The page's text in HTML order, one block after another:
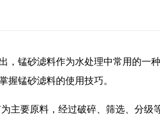
，锰砂滤料作为水处理中常用的
握锰砂滤料的使用技巧。
主要原料，经过破碎、筛选、分